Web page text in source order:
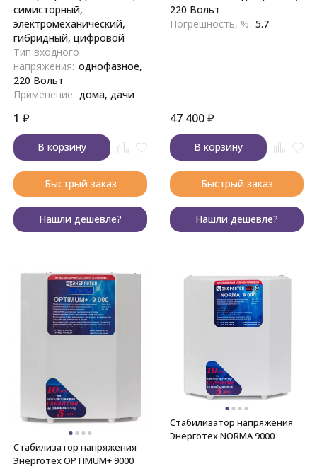
симисторный,
электромеханический,
гибридный, цифровой
Тип входного
напряжения: однофазное,
220 Вольт
Применение: дома, дачи
1 ₽
В корзину
Быстрый заказ
Нашли дешевле?
220 Вольт
Погрешность, %: 5.7
47 400₽
В корзину
Быстрый заказ
Нашли дешевле?
Стабилизатор напряжения
Энерготех OPTIMUM+ 9000
Стабилизатор напряжения
Энерготех NORMA 9000